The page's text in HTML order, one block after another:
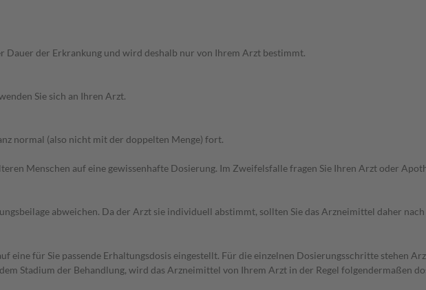
der Erkrankung und wird deshalb nur von Ihrem Arzt bestimmt.
Sie sich an Ihren Arzt.
normal (also nicht mit der doppelten Menge) fort.
Menschen auf eine gewissenhafte Dosierung. Im Zweifelsfalle fragen Sie Ihren Arzt oder
abweichen. Da der Arzt sie individuell abstimmt, sollten Sie das Arzneimittel daher
eine für Sie passende Erhaltungsdosis eingestellt. Für die einzelnen Dosierungsschritte stehen
Stadium der Behandlung, wird das Arzneimittel von Ihrem Arzt in der Regel folgendermaßen